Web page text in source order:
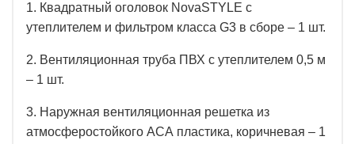
1. Квадратный оголовок NovaSTYLE с
утеплителем и фильтром класса G3 в сборе – 1 шт.
2. Вентиляционная труба ПВХ с утеплителем 0,5 м
– 1 шт.
3. Наружная вентиляционная решетка из
атмосферостойкого АСА пластика, коричневая – 1